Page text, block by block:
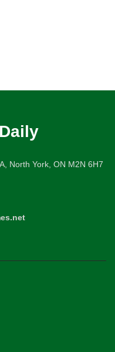
North York, ON M2N 6H7